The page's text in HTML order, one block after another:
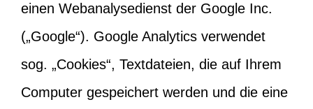
einen Webanalysedienst der Google Inc.
(„Google“). Google Analytics verwendet
sog. „Cookies“, Textdateien, die auf Ihrem
Computer gespeichert werden und die eine